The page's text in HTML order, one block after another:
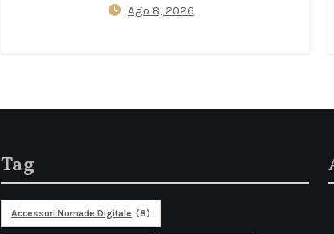
— App J‑Alert, Protocolli
Ago 8, 2026
Tag
Accessori Nomade Digitale (8)